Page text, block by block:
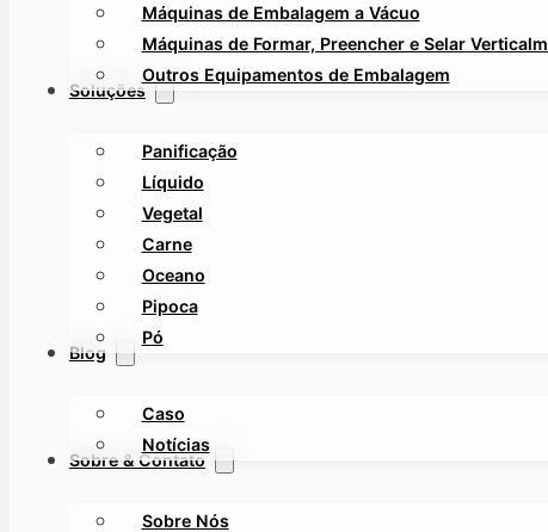
Máquinas de Embalagem a Vácuo
Máquinas de Formar, Preencher e Selar
Outros Equipamentos de Embalagem
Soluções
Panificação
Líquido
Vegetal
Carne
Oceano
Pipoca
Pó
Blog
Caso
Notícias
Sobre & Contato
Sobre Nós